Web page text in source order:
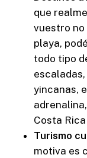
que
vuestro no
playa,
todo tipo
yincanas,
Costa
Turismo
motiva es